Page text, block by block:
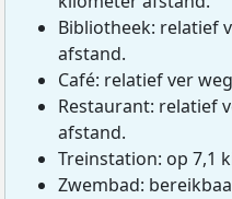
Bibliotheek: relatief
afstand.
Café: relatief ver
Restaurant: relatief
afstand.
Treinstation: op 7,1
Zwembad: